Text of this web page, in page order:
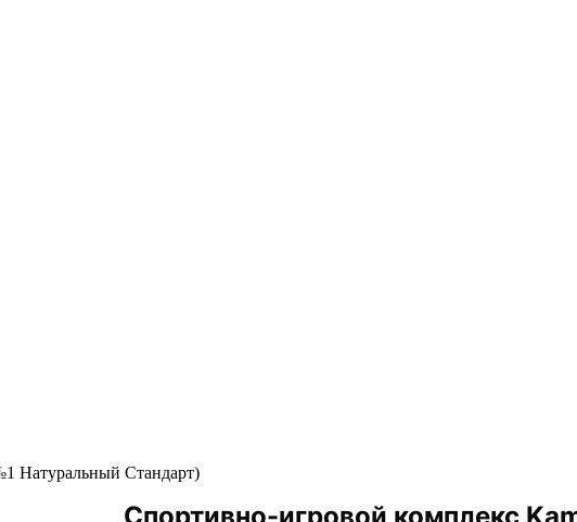
Натуральный Стандарт)